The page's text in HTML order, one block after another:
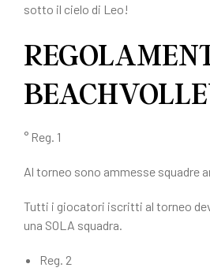
sotto il cielo di Leo!
° Reg. 1
Al torneo sono ammesse squadre
Tutti i giocatori iscritti al torneo
una SOLA squadra.
Reg. 2